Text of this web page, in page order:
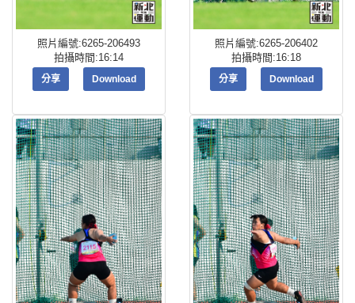
照片編號:6265-206493
拍攝時間:16:14
分享 Download
照片編號:6265-206402
拍攝時間:16:18
分享 Download